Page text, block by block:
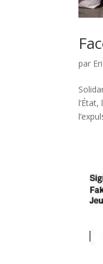
par